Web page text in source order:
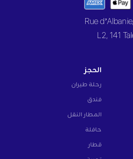
الحجز
رحلة طيران
فندق
المطار النقل
حافلة
قطار